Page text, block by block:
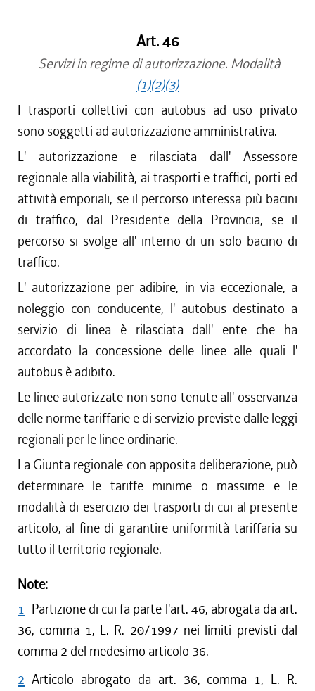
Art. 46
Servizi in regime di autorizzazione. Modalità
(1)(2)(3)
I trasporti collettivi con autobus ad uso privato
sono soggetti ad autorizzazione amministrativa.
L' autorizzazione e rilasciata dall' Assessore
regionale alla viabilità, ai trasporti e traffici, porti ed
attività emporiali, se il percorso interessa più bacini
di traffico, dal Presidente della Provincia, se il
percorso si svolge all' interno di un solo bacino di
traffico.
L' autorizzazione per adibire, in via eccezionale, a
noleggio con conducente, l' autobus destinato a
servizio di linea è rilasciata dall' ente che ha
accordato la concessione delle linee alle quali l'
autobus è adibito.
Le linee autorizzate non sono tenute all' osservanza
delle norme tariffarie e di servizio previste dalle leggi
regionali per le linee ordinarie.
La Giunta regionale con apposita deliberazione, può
determinare le tariffe minime o massime e le
modalità di esercizio dei trasporti di cui al presente
articolo, al fine di garantire uniformità tariffaria su
tutto il territorio regionale.
Note:
1 Partizione di cui fa parte l'art. 46, abrogata da art.
36, comma 1, L. R. 20/1997 nei limiti previsti dal
comma 2 del medesimo articolo 36.
2 Articolo abrogato da art. 36, comma 1, L. R.